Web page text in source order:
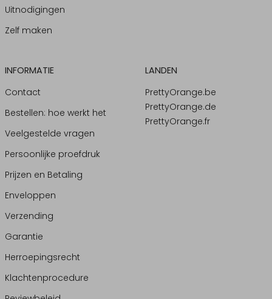
Uitnodigingen
Zelf maken
INFORMATIE
Contact
Bestellen: hoe werkt het
Veelgestelde vragen
Persoonlijke proefdruk
Prijzen en Betaling
Enveloppen
Verzending
Garantie
Herroepingsrecht
Klachtenprocedure
LANDEN
PrettyOrange.be
PrettyOrange.de
PrettyOrange.fr